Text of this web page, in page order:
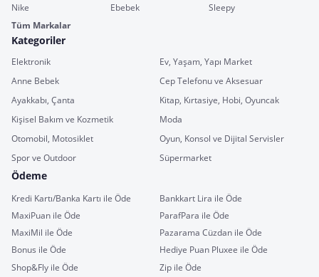
Nike
Ebebek
Sleepy
Tüm Markalar
Kategoriler
Elektronik
Ev, Yaşam, Yapı Market
Anne Bebek
Cep Telefonu ve Aksesuar
Ayakkabı, Çanta
Kitap, Kırtasiye, Hobi, Oyuncak
Kişisel Bakım ve Kozmetik
Moda
Otomobil, Motosiklet
Oyun, Konsol ve Dijital Servisler
Spor ve Outdoor
Süpermarket
Ödeme
Kredi Kartı/Banka Kartı ile Öde
Bankkart Lira ile Öde
MaxiPuan ile Öde
ParafPara ile Öde
MaxiMil ile Öde
Pazarama Cüzdan ile Öde
Bonus ile Öde
Hediye Puan Pluxee ile Öde
Shop&Fly ile Öde
Zip ile Öde